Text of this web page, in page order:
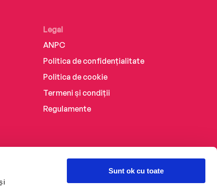
Sunt ok cu toate
Legal
ANPC
Politica de confidențialitate
Politica de cookie
Termeni și condiții
Regulamente